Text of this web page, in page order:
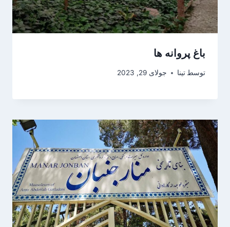
باغ پروانه ها
توسط تینا جولای 29, 2023